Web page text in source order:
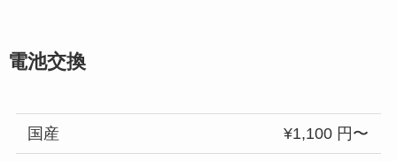
電池交換
国産 ¥1,100 円〜